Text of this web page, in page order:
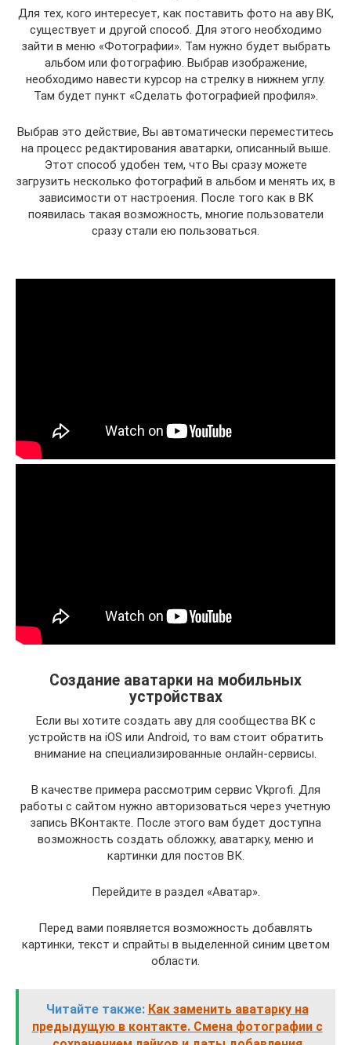
Для тех, кого интересует, как поставить фото на аву ВК,
существует и другой способ. Для этого необходимо
зайти в меню «Фотографии». Там нужно будет выбрать
альбом или фотографию. Выбрав изображение,
необходимо навести курсор на стрелку в нижнем углу.
Там будет пункт «Сделать фотографией профиля».
Выбрав это действие, Вы автоматически переместитесь
на процесс редактирования аватарки, описанный выше.
Этот способ удобен тем, что Вы сразу можете
загрузить несколько фотографий в альбом и менять их, в
зависимости от настроения. После того как в ВК
появилась такая возможность, многие пользователи
сразу стали ею пользоваться.
Создание аватарки на мобильных
устройствах
Если вы хотите создать аву для сообщества ВК с
устройств на iOS или Android, то вам стоит обратить
внимание на специализированные онлайн-сервисы.
В качестве примера рассмотрим сервис Vkprofi. Для
работы с сайтом нужно авторизоваться через учетную
запись ВКонтакте. После этого вам будет доступна
возможность создать обложку, аватарку, меню и
картинки для постов ВК.
Перейдите в раздел «Аватар».
Перед вами появляется возможность добавлять
картинки, текст и спрайты в выделенной синим цветом
области.
Читайте также: Как заменить аватарку на
предыдущую в контакте. Смена фотографии с